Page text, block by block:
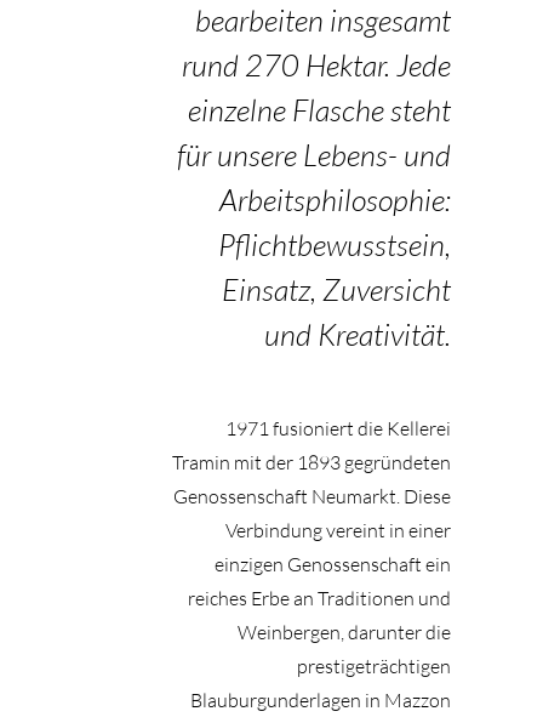
bearbeiten insgesamt
rund 270 Hektar. Jede
einzelne Flasche steht
für unsere Lebens- und
Arbeitsphilosophie:
Pflichtbewusstsein,
Einsatz, Zuversicht
und Kreativität.
1971 fusioniert die Kellerei
Tramin mit der 1893 gegründeten
Genossenschaft Neumarkt. Diese
Verbindung vereint in einer
einzigen Genossenschaft ein
reiches Erbe an Traditionen und
Weinbergen, darunter die
prestigeträchtigen
Blauburgunderlagen in Mazzon